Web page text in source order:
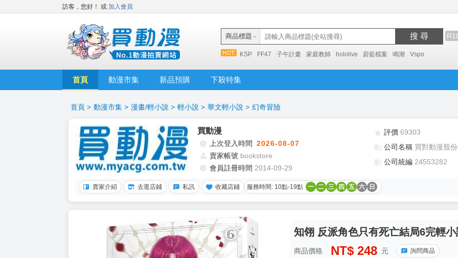
訪客，您好！ 或 加入會員
商品標題 搜 尋
KSP FF47 子午計畫 家庭教師 hololive 蔚藍檔案 鳴潮 Vspo
首頁 動漫市集 新品預購 下殺特集
首頁 > 動漫市集 > 漫畫/輕小說 > 輕小說 > 華文輕小說 > 幻奇冒險
買動漫
上次登入時間 2026-08-07
賣家帳號 bookstore
會員註冊時間 2014-09-29
評價 69303
公司名稱 買對動漫股
公司統編 24553282
賣家介紹 去逛店鋪 私訊 收藏店鋪 服務時間: 10點-19點 一 二 三 四 五 六 日
知翎 反派角色只有死亡結局6完輕小
商品價格 NT$ 248 元 詢問商品